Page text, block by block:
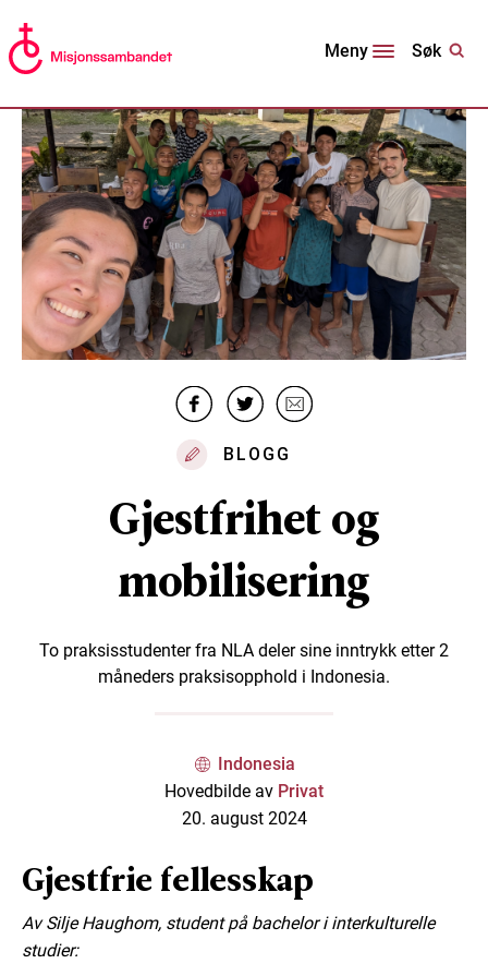
Meny Søk
BLOGG
Gjestfrihet og
mobilisering
To praksisstudenter fra NLA deler sine inntrykk etter 2
måneders praksisopphold i Indonesia.
Indonesia
Hovedbilde av Privat
20. august 2024
Gjestfrie fellesskap
Av Silje Haughom, student på bachelor i interkulturelle
studier: